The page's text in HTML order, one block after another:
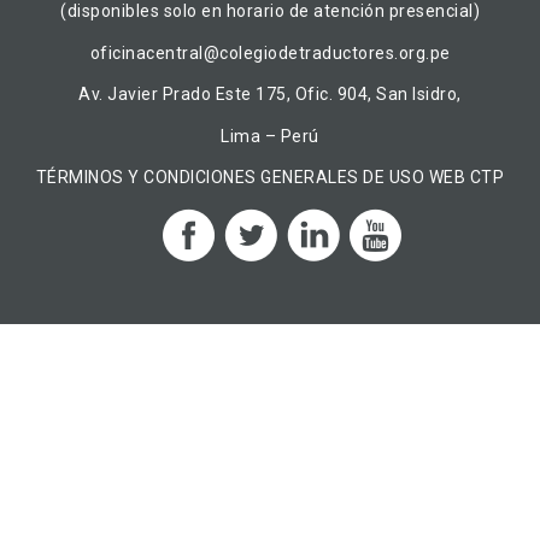
(disponibles solo en horario de atención presencial)
oficinacentral@colegiodetraductores.org.pe
Av. Javier Prado Este 175, Ofic. 904, San Isidro,
Lima – Perú
TÉRMINOS Y CONDICIONES GENERALES DE USO WEB CTP